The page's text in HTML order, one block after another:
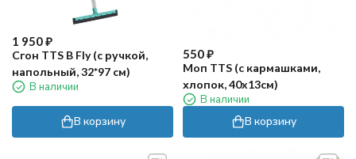
1 950₽
Cгон TTS B Fly (с ручкой,
напольный, 32*97 см)
В наличии
В корзину
550₽
Moп TTS (c кармашками,
хлопок, 40x13см)
В наличии
В корзину